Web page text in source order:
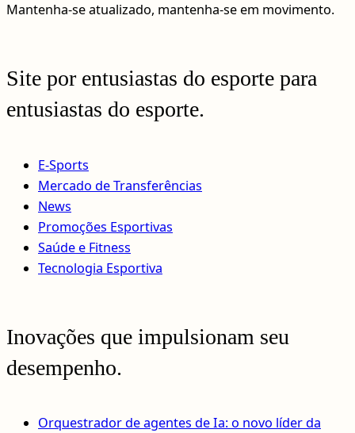
Mantenha-se atualizado, mantenha-se em movimento.
Site por entusiastas do esporte para
entusiastas do esporte.
E-Sports
Mercado de Transferências
News
Promoções Esportivas
Saúde e Fitness
Tecnologia Esportiva
Inovações que impulsionam seu
desempenho.
Orquestrador de agentes de Ia: o novo líder da